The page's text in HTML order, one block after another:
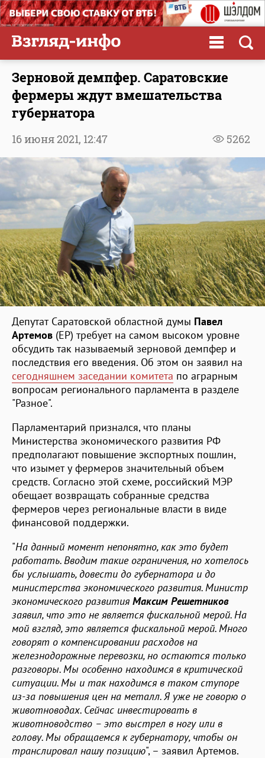
Зерновой демпфер. Саратовские
фермеры ждут вмешательства
губернатора
5262
16 июня 2021, 12:47
Депутат Саратовской областной думы Павел
Артемов (ЕР) требует на самом высоком уровне
обсудить так называемый зерновой демпфер и
последствия его введения. Об этом он заявил на
сегодняшнем заседании комитета по аграрным
вопросам регионального парламента в разделе
"Разное".
Парламентарий признался, что планы
Министерства экономического развития РФ
предполагают повышение экспортных пошлин,
что изымет у фермеров значительный объем
средств. Согласно этой схеме, российский МЭР
обещает возвращать собранные средства
фермеров через региональные власти в виде
финансовой поддержки.
"На данный момент непонятно, как это будет
работать. Вводим такие ограничения, но хотелось
бы услышать, довести до губернатора и до
министерства экономического развития. Министр
экономического развития Максим Решетников
заявил, что это не является фискальной мерой. На
мой взгляд, это является фискальной мерой. Много
говорят о компенсировании расходов на
железнодорожные перевозки, но остаются только
разговоры. Мы особенно находимся в критической
ситуации. Мы и так находимся в таком ступоре
из-за повышения цен на металл. Я уже не говорю о
животноводах. Сейчас инвестировать в
животноводство – это выстрел в ногу или в
голову. Мы обращаемся к губернатору, чтобы он
транслировал нашу позицию", – заявил Артемов.